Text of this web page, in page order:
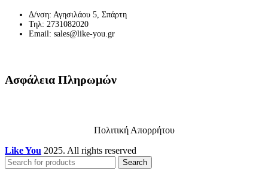
Δ/νση: Αγησιλάου 5, Σπάρτη
Τηλ: 2731082020
Email: sales@like-you.gr
Ασφάλεια Πληρωμών
Πολιτική Απορρήτου
Like You 2025. All rights reserved
Search